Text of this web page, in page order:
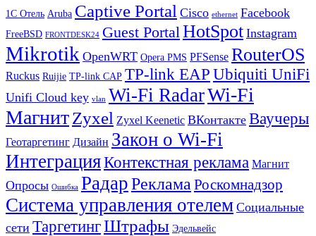
1С Отель Aruba Captive Portal Cisco ethernet Facebook
FreeBSD FRONTDESK24 Guest Portal HotSpot Instagram
Mikrotik OpenWRT Opera PMS PFSense RouterOS
Ruckus Ruijie TP-link CAP TP-link EAP Ubiquiti UniFi
Unifi Cloud key vlan Wi-Fi RadarWi-Fi
МагнитZyxel Zyxel Keenetic ВКонтакте Ваучеры
Геотаргетинг Дизайн Закон о Wi-Fi
ИнтеграцияКонтекстная реклама Магнит
Опросы Ошибка РадарРеклама Роскомнадзор
Система управления отелем Социальные
сети ТаргетингШтрафы Эдельвейс